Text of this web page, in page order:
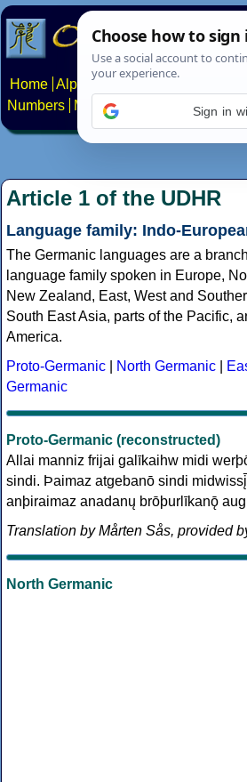
Home Alphabets Constructed scripts
Numbers
Multilingual Pages Search
Article 1 of the UDHR
Language family: Indo-
The Germanic languages are a
language family spoken in Europe,
New Zealand, East, West and
South East Asia, parts of the Pacific,
America.
Proto-Germanic
North Germanic
Germanic
Proto-Germanic (reconstructed)
Allai manniz frijai galīkaihw midi
sindi. Þaimaz atgebanō sindi
anþiraimaz anadanų brōþurlīkanǭ
Translation by Mårten Sås, provided
North Germanic
Sign in